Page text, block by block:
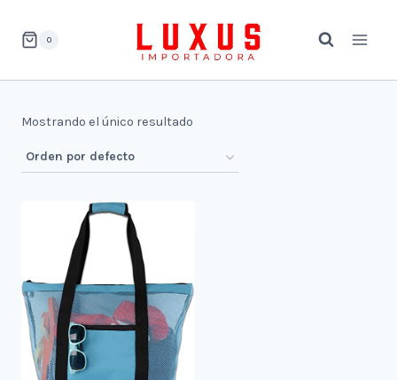
0
Mostrando el único resultado